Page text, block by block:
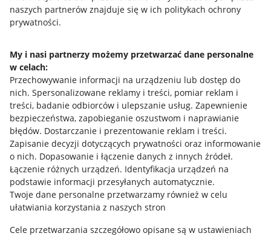
naszych partnerów znajduje się w ich politykach ochrony
prywatności.
My i nasi partnerzy możemy przetwarzać dane personalne
w celach:
Przechowywanie informacji na urządzeniu lub dostęp do
nich. Spersonalizowane reklamy i treści, pomiar reklam i
treści, badanie odbiorców i ulepszanie usług. Zapewnienie
bezpieczeństwa, zapobieganie oszustwom i naprawianie
błędów. Dostarczanie i prezentowanie reklam i treści.
Zapisanie decyzji dotyczących prywatności oraz informowanie
o nich. Dopasowanie i łączenie danych z innych źródeł.
Łączenie różnych urządzeń. Identyfikacja urządzeń na
podstawie informacji przesyłanych automatycznie.
Twoje dane personalne przetwarzamy również w celu
ułatwiania korzystania z naszych stron
Cele przetwarzania szczegółowo opisane są w ustawieniach
Jak to działa
Allegro Gadane dla sprzedających
Allegro Gadane dla kupujących
Mapa miejscowości
Informacje prawne
Regulamin
Polityka plików "cookies"
Ustawienia plików "cookies"
Udostępnianie lokalizacji